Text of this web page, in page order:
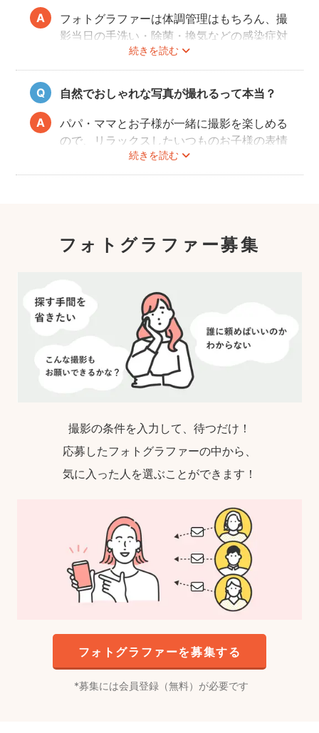
またどのカメラマンでも指名料は一切ござい
ません。分かりやすい料金体系も人気のポイ
続きを読む
フォトグラファーは体調管理はもちろん、撮
影当日の手洗い・除菌・換気などの感染症対
策や、熱中症予防に努めます。
また、撮影中はご家族のペースに合わせなが
ら、周囲や足元に危険なものがないか注意を
呼び掛けながら進行しますのでご安心くださ
い。
自然でおしゃれな写真が撮れるって本当？
続きを読む
パパ・ママとお子様が一緒に撮影を楽しめる
ので、リラックスしたいつものお子様の表情
を撮影できます。
こども・家族撮影に長けたプロカメラマンの
フォトグラファー募集
撮影の条件を入力して、待つだけ！
応募したフォトグラファーの中から、
気に入った人を選ぶことができます！
フォトグラファーを募集する
募集には会員登録（無料）が必要です